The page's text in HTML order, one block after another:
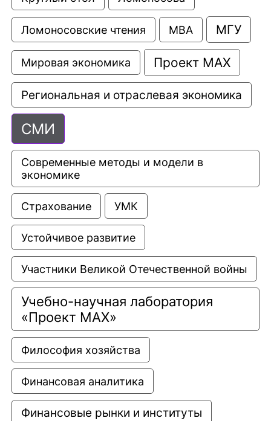
Ломоносовские чтения МВА МГУ
Мировая экономика Проект МАХ
Региональная и отраслевая экономика
СМИ
Современные методы и модели в
экономике
Страхование УМК
Устойчивое развитие
Участники Великой Отечественной войны
Учебно-научная лаборатория
«Проект МАХ»
Философия хозяйства
Финансовая аналитика
Финансовые рынки и институты